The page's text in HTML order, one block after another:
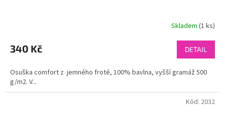
Skladem (1 ks)
340 Kč DETAIL
Osuška comfort z jemného froté, 100% bavlna, vyšší gramáž 500
g/m2. V...
Kód: 2032